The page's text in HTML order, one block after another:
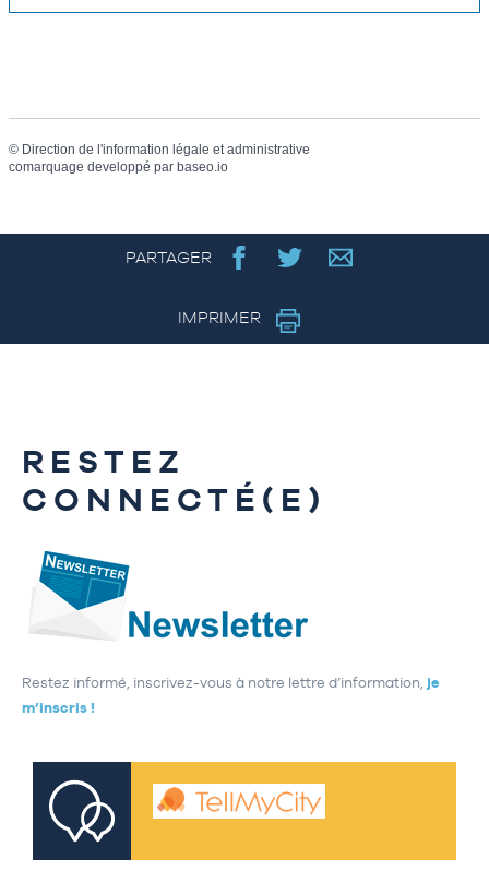
© Direction de l'information légale et administrative
comarquage developpé par baseo.io
PARTAGER
IMPRIMER
RESTEZ
CONNECTÉ(E)
Restez informé, inscrivez-vous à notre lettre d’information, je
m’inscris !